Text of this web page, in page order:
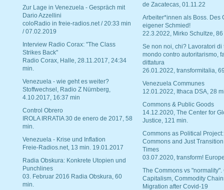
Zur Lage in Venezuela - Gespräch mit
Dario Azzellini
coloRadio in freie-radios.net / 20:33 min
/ 07.02.2019
Interview Radio Corax: "The Class
Strikes Back"
Radio Corax, Halle, 28.11.2017, 24:34
min.
Venezuela - wie geht es weiter?
Stoffwechsel, Radio Z Nürnberg,
4.10.2017, 16:37 min
Control Obrero
IROLA IRRATIA 30 de enero de 2017, 58
min.
Venezuela - Krise und Inflation
Freie-Radios.net, 13 min. 19.01.2017
Radia Obskura: Konkrete Utopien und
Punchlines
03. Februar 2016 Radia Obskura, 60
min.
de Zacatecas, 01.11.22
Arbeiter*innen als Boss. Des
eigener Schmied!
22.3.2022, Mirko Schultze, 86
Se non noi, chi? Lavoratori di
mondo contro autoritarismo,
dittatura
26.01.2022, transformitalia,
Venezuela Communes
12.01.2022, Ithaca DSA, 28
Commons & Public Goods
14.12.2020, The Center for
Justice, 121 min.
Commons as Political Project:
Commons and Just
Times
03.07.2020, transform!
The Commons vs "normality".
Capitalism, Commodity
Migration after Covid-19